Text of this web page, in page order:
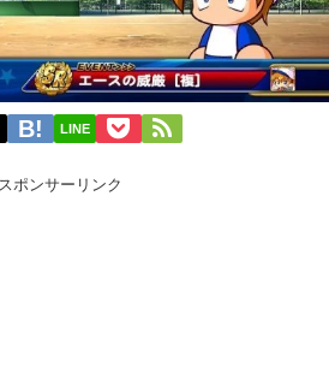
LINE
スポンサーリンク